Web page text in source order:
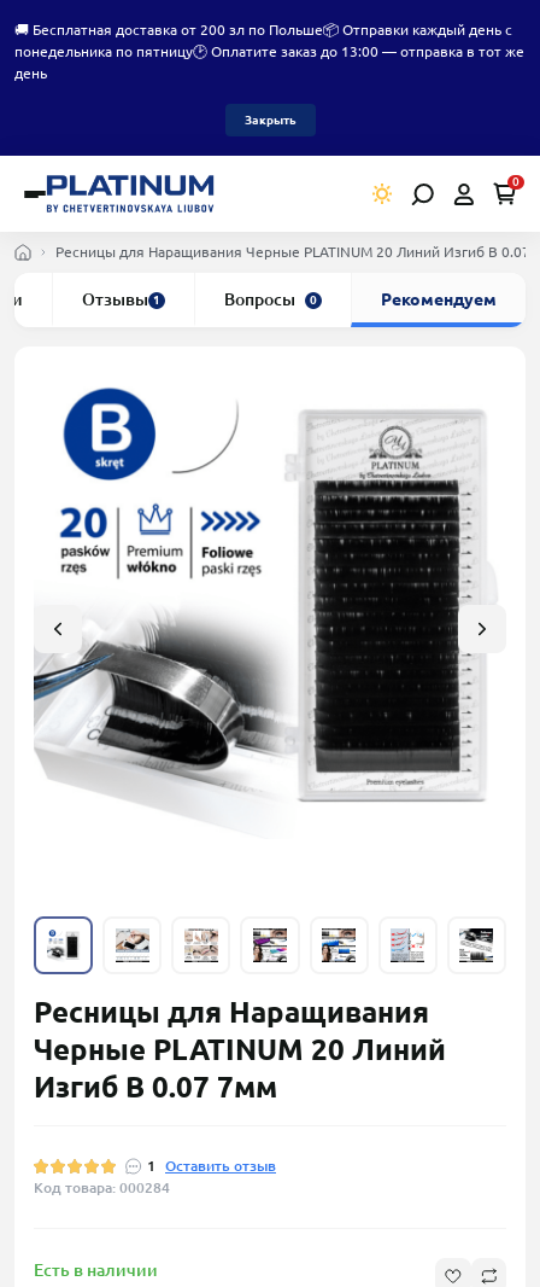
🚚 Бесплатная доставка от 200 зл по Польше📦 Отправки каждый день с
понедельника по пятницу🕑 Оплатите заказ до 13:00 — отправка в тот же
день
Закрыть
0
Ресницы для Наращивания Черные PLATINUM 20 Линий Изгиб B 0.07
Отзывы 1 Вопросы 0 Рекомендуем
Ресницы для Наращивания
Черные PLATINUM 20 Линий
Изгиб B 0.07 7мм
1
Оставить отзыв
Код товара: 000284
Есть в наличии